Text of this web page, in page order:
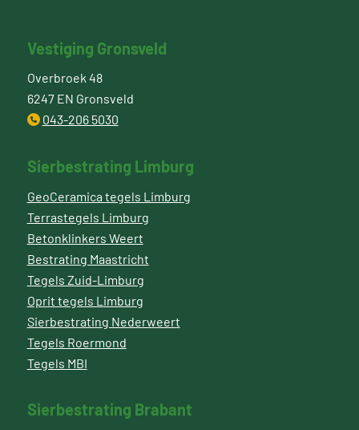
Vestiging Gronsveld
Overbroek 48
6247 EN Gronsveld
043-206 5030
Sierbestrating Limburg
GeoCeramica tegels Limburg
Terrastegels Limburg
Betonklinkers Weert
Bestrating Maastricht
Tegels Zuid-Limburg
Oprit tegels Limburg
Sierbestrating Nederweert
Tegels Roermond
Tegels MBI
Sierbestrating Brabant